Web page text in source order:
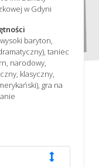
w Gdyni
baryton,
taniec
narodowy,
klasyczny,
gra na